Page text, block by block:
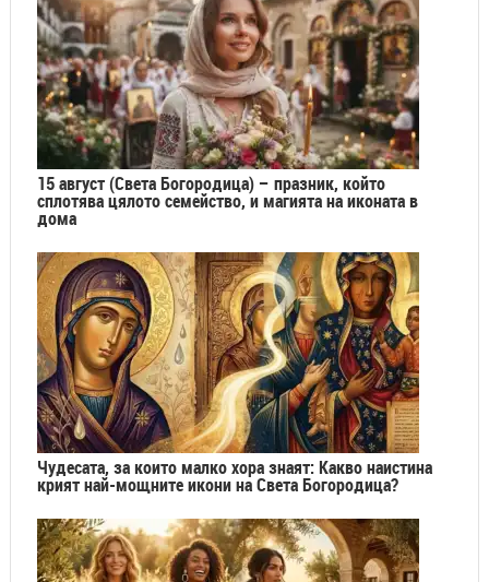
15 август (Света Богородица) – празник, който
сплотява цялото семейство, и магията на иконата в
дома
Чудесата, за които малко хора знаят: Какво наистина
крият най-мощните икони на Света Богородица?